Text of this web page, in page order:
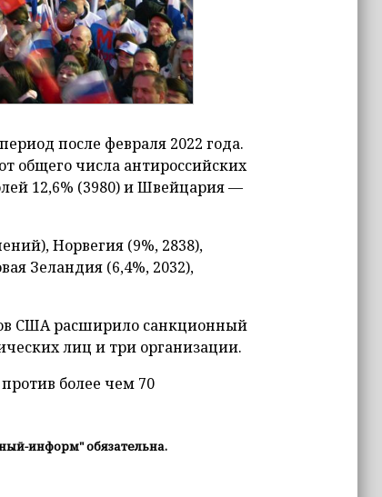
после февраля 2022 года.
общего числа антироссийских
12,6% (3980) и Швейцария —
Норвегия (9%, 2838),
Зеландия (6,4%, 2032),
США расширило санкционный
лиц и три организации.
более чем 70
информ" обязательна.